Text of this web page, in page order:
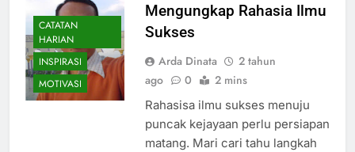
CATATAN
HARIAN
INSPIRASI
MOTIVASI
Mengungkap Rahasia Ilmu
Sukses
Arda Dinata
2 tahun
ago
0 2 mins
Rahasisa ilmu sukses menuju
puncak kejayaan perlu persiapan
matang. Mari cari tahu langkah